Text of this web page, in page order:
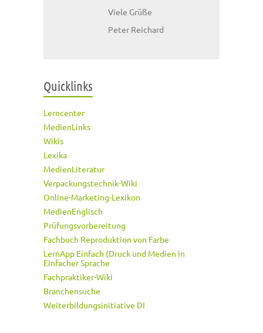
Viele Grüße
Peter Reichard
Quicklinks
Lerncenter
MedienLinks
Wikis
Lexika
MedienLiteratur
Verpackungstechnik-Wiki
Online-Marketing-Lexikon
MedienEnglisch
Prüfungsvorbereitung
Fachbuch Reproduktion von Farbe
LernApp Einfach (Druck und Medien in
Einfacher Sprache
Fachpraktiker-Wiki
Branchensuche
Weiterbildungsinitiative DI